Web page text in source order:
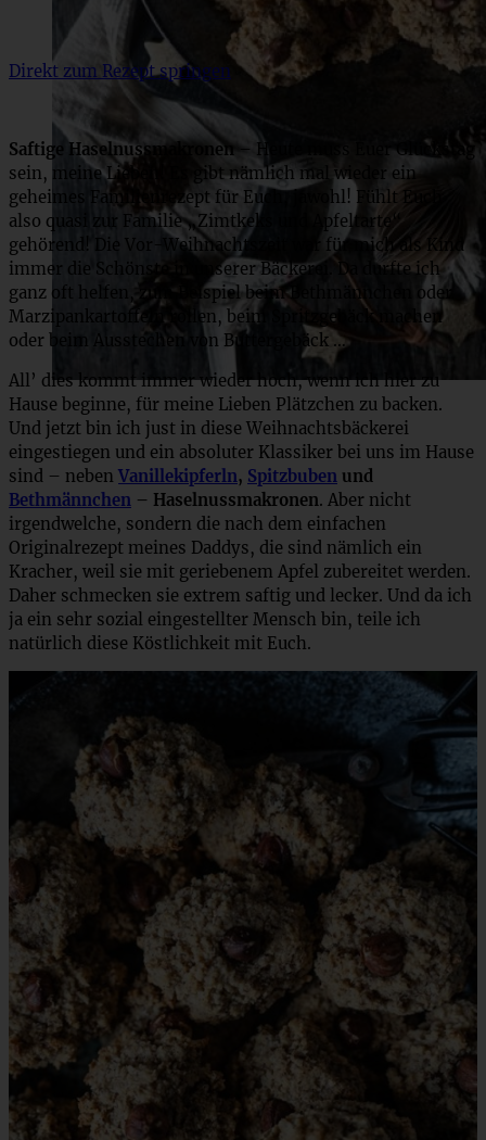
Direkt zum Rezept springen
Saftige Haselnussmakronen – Heute muss Euer Glückstag
sein, meine Lieben! Es gibt nämlich mal wieder ein
geheimes Familienrezept für Euch, jawohl! Fühlt Euch
also quasi zur Familie „Zimtkeks und Apfeltarte“
gehörend! Die Vor-Weihnachtszeit war für mich als Kind
immer die Schönste in unserer Bäckerei. Da durfte ich
ganz oft helfen, zum Beispiel beim Bethmännchen oder
Marzipankartoffeln rollen, beim Spritzgebäck machen
oder beim Ausstechen von Buttergebäck …
All’ dies kommt immer wieder hoch, wenn ich hier zu
Hause beginne, für meine Lieben Plätzchen zu backen.
Und jetzt bin ich just in diese Weihnachtsbäckerei
eingestiegen und ein absoluter Klassiker bei uns im Hause
sind – neben Vanillekipferln, Spitzbuben und
Bethmännchen – Haselnussmakronen. Aber nicht
irgendwelche, sondern die nach dem einfachen
Originalrezept meines Daddys, die sind nämlich ein
Kracher, weil sie mit geriebenem Apfel zubereitet werden.
Daher schmecken sie extrem saftig und lecker. Und da ich
ja ein sehr sozial eingestellter Mensch bin, teile ich
natürlich diese Köstlichkeit mit Euch.